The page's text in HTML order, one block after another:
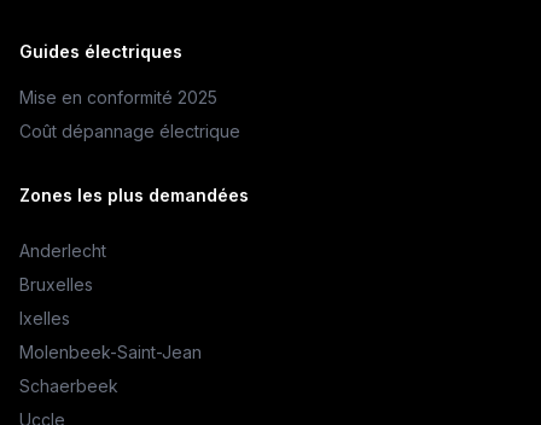
Guides électriques
Mise en conformité 2025
Coût dépannage électrique
Zones les plus demandées
Anderlecht
Bruxelles
Ixelles
Molenbeek-Saint-Jean
Schaerbeek
Uccle